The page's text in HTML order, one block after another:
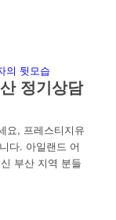
정기상담
요, 프레스티지유
다. 아일랜드 어
부산 지역 분들